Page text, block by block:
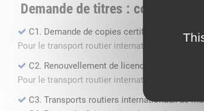
Demande de titres : copie,
C1. Demande de copies certifiées conformes
Pour le transport routier international de
C2. Renouvellement de licence transport
Pour le transport routier international de
C3. Transports routiers internationaux de